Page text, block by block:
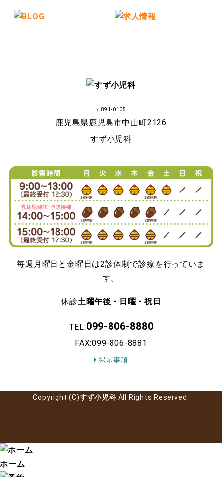
〒891-0105
鹿児島県鹿児島市中山町2126
すず小児科
毎週月曜日と金曜日は2診体制で診療を行っていま
す。
休診土曜午後・日曜・祝日
TEL:099-806-8880
FAX:099-806-8881
掲示事項
Copyright (C)すず小児科 .All Rights Reserved.
ホーム